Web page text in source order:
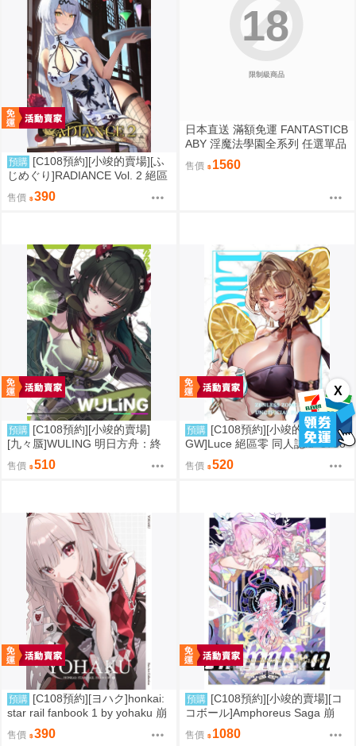
X
預購 [C108預約][小竣的賣場][ふ
じめぐり]RADIANCE Vol. 2 絕區
零 同人誌id=3755087
售價 390
限制級商品
18
日本直送 滿額免運 FANTASTICB
ABY 淫魔法學園全系列 任選單品
/ 3位學妹豪華全套組 疾風雷神
售價 1560
預購 [C108預約][小竣的賣場]
[九々蜃]WULING 明日方舟：終
末地 同人誌id=3774619
售價 510
預購 [C108預約][小竣的賣場][EN
GW]Luce 絕區零 同人誌id=3758
416
售價 520
預購 [C108預約][ヨハク]honkai:
star rail fanbook 1 by yohaku 崩
壞：星穹鐵道 同人誌id=3767971
售價 390
預購 [C108預約][小竣的賣場][コ
コボール]Amphoreus Saga 崩
壞：星穹鐵道 同人誌id=3745928
售價 1080